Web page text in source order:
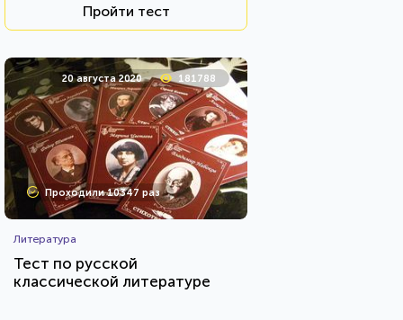
Пройти тест
20 августа 2020 181788
Проходили 10347 раз
Литература
Тест по русской
классической литературе